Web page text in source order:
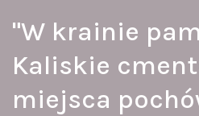
"W krainie
Kaliskie
miejsca